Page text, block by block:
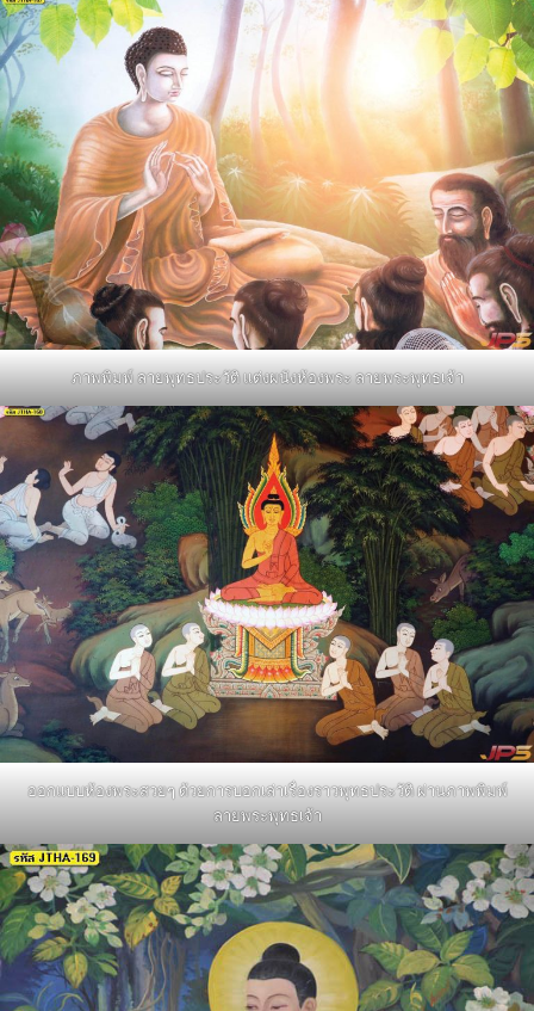
ภาพพิมพ์ ลายพุทธประวัติ แต่งผนังห้องพระ ลายพระพุทธเจ้า
ออกแบบห้องพระสวยๆ ด้วยการบอกเล่าเรื่องราวพุทธประวัติ ผ่านภาพพิมพ์
ลายพระพุทธเจ้า